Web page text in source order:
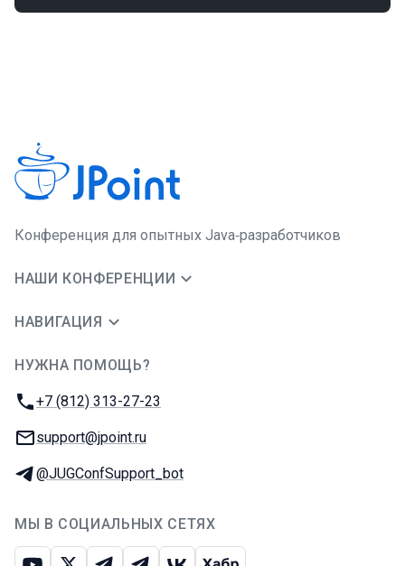
Конференция для опытных Java‑разработчиков
НАШИ КОНФЕРЕНЦИИ
НАВИГАЦИЯ
НУЖНА ПОМОЩЬ?
Телефон:
+7 (812) 313-27-23
E-mail:
support@jpoint.ru
Телеграм:
@JUGConfSupport_bot
МЫ В СОЦИАЛЬНЫХ СЕТЯХ